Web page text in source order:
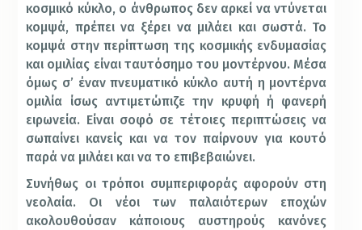
κοσμικό κύκλο, ο άνθρωπος δεν αρκεί να ντύνεται
κομψά, πρέπει να ξέρει να μιλάει και σωστά. Το
κομψά στην περίπτωση της κοσμικής ενδυμασίας
και ομιλίας είναι ταυτόσημο του μοντέρνου. Μέσα
όμως σ’ έναν πνευματικό κύκλο αυτή η μοντέρνα
ομιλία ίσως αντιμετώπιζε την κρυφή ή φανερή
ειρωνεία. Είναι σοφό σε τέτοιες περιπτώσεις να
σωπαίνει κανείς και να τον παίρνουν για κουτό
παρά να μιλάει και να το επιβεβαιώνει.
Συνήθως οι τρόποι συμπεριφοράς αφορούν στη
νεολαία. Οι νέοι των παλαιότερων εποχών
ακολουθούσαν κάποιους αυστηρούς κανόνες